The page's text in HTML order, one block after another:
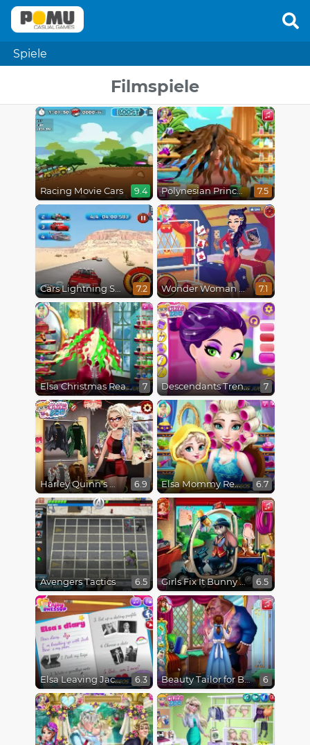
Spiele
Filmspiele
Racing Movie Cars 9.4 Polynesian Princess Real Haircuts 7.5
Cars Lightning Speed 7.2 Wonder Woman Fashion Event 7.1
Elsa Christmas Real Haircuts 7 Descendants Trendsetters 7
Harley Quinn's Modern Makeover 6.9 Elsa Mommy Real Makeover 6.7
Avengers Tactics 6.5 Girls Fix It Bunny Car 6.5
Elsa Leaving Jack Frost 6.3 Beauty Tailor for Beast 6